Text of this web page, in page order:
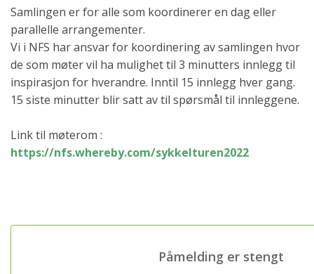
Samlingen er for alle som koordinerer en dag eller
parallelle arrangementer.
Vi i NFS har ansvar for koordinering av samlingen hvor
de som møter vil ha mulighet til 3 minutters innlegg til
inspirasjon for hverandre. Inntil 15 innlegg hver gang.
15 siste minutter blir satt av til spørsmål til innleggene.
Link til møterom :
https://nfs.whereby.com/sykkelturen2022
Påmelding er stengt